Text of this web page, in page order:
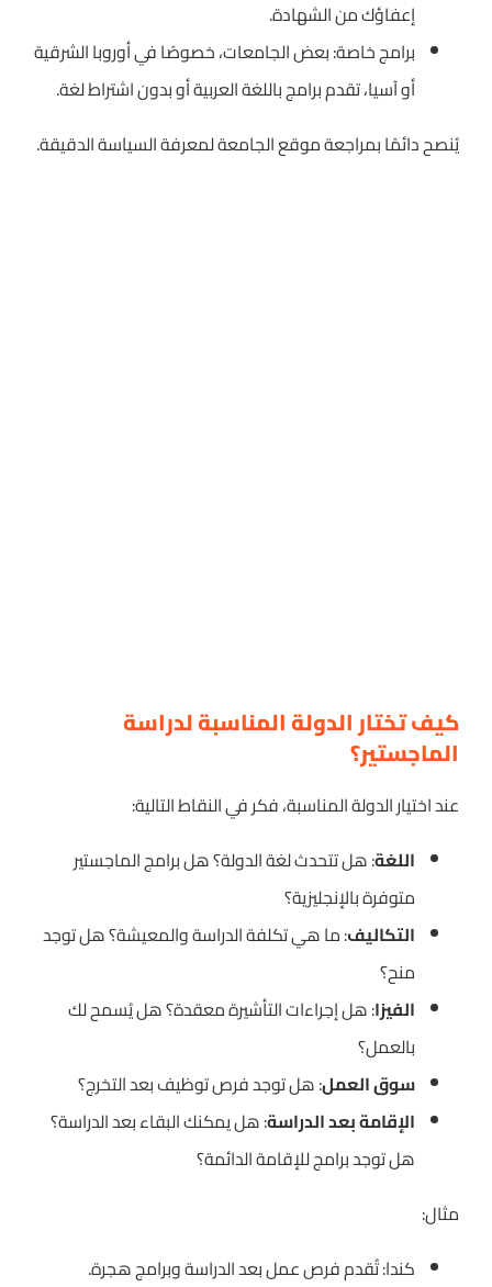
إعفاؤك من الشهادة.
برامج خاصة: بعض الجامعات، خصوصًا في أوروبا الشرقية
أو آسيا، تقدم برامج باللغة العربية أو بدون اشتراط لغة.
يُنصح دائمًا بمراجعة موقع الجامعة لمعرفة السياسة الدقيقة.
كيف تختار الدولة المناسبة لدراسة
الماجستير؟
عند اختيار الدولة المناسبة، فكر في النقاط التالية:
اللغة: هل تتحدث لغة الدولة؟ هل برامج الماجستير
متوفرة بالإنجليزية؟
التكاليف: ما هي تكلفة الدراسة والمعيشة؟ هل توجد
منح؟
الفيزا: هل إجراءات التأشيرة معقدة؟ هل يُسمح لك
بالعمل؟
سوق العمل: هل توجد فرص توظيف بعد التخرج؟
الإقامة بعد الدراسة: هل يمكنك البقاء بعد الدراسة؟
هل توجد برامج للإقامة الدائمة؟
مثال:
كندا: تُقدم فرص عمل بعد الدراسة وبرامج هجرة.